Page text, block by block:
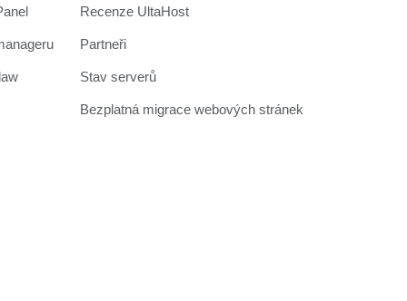
Recenze UltaHost
Partneři
Stav serverů
Bezplatná migrace webových stránek